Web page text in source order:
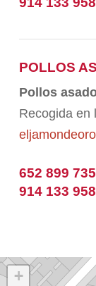
POLLOS
Pollos
Recogida en
652 899 735
914 133 958
+